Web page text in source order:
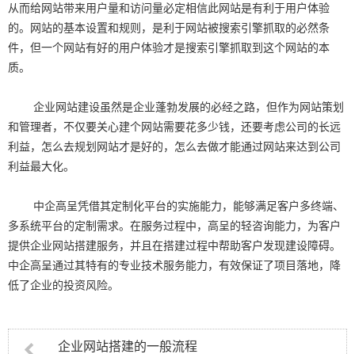
从而给网站带来用户量和访问量必定相信此网站是有利于用户体验
的。网站的基本设置和规则，是利于网站被搜索引擎抓取的必然条
件，但一个网站有好的用户体验才是搜索引擎抓取到这个网站的本
质。
企业网站建设虽然是企业蓬勃发展的必经之路，但作为网站策划
和管理者，不仅要关心建个网站需要花多少钱，还要考虑公司的长远
利益，怎么去规划网站才是好的，怎么去做才能通过网站来达到公司
利益最大化。
中企高呈凭借其定制化平台的实施能力，能够满足客户多终端、
多系统平台的定制需求。在服务过程中，高呈的轻咨询能力，为客户
提供企业网站搭建服务，并且在搭建过程中帮助客户发现建设障碍。
中企高呈通过其特有的专业技术服务能力，有效保证了项目落地，降
低了企业的投资风险。
企业网站搭建的一般流程